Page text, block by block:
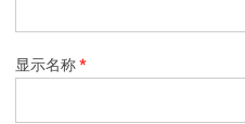
显示名称*